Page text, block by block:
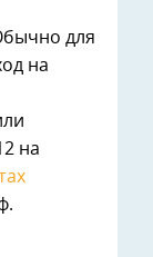
для
на
на